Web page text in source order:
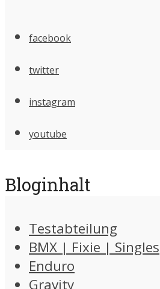
facebook
twitter
instagram
youtube
Bloginhalt
Testabteilung
BMX | Fixie |
Enduro
Gravity